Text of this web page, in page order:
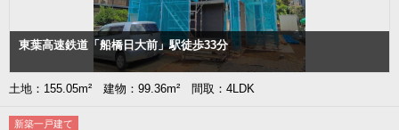
東葉高速鉄道「船橋日大前」駅徒歩33分
土地：155.05m² 建物：99.36m² 間取：4LDK
新築一戸建て